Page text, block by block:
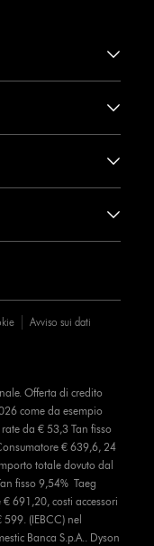
Avviso sui dati
Offerta di credito
come da esempio
da € 53,3 Tan fisso
€ 639,6, 24
totale dovuto dal
fisso 9,54% Taeg
691,20, costi accessori
(IEBCC) nel
Banca S.p.A.. Dyson